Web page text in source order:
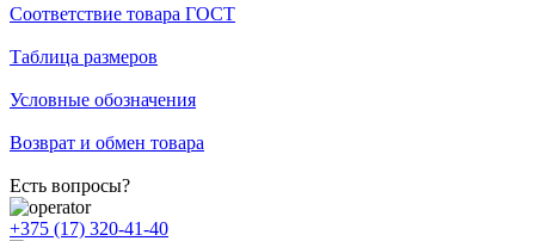
Соответствие товара ГОСТ
Таблица размеров
Условные обозначения
Возврат и обмен товара
Есть вопросы?
+375 (17) 320-41-40